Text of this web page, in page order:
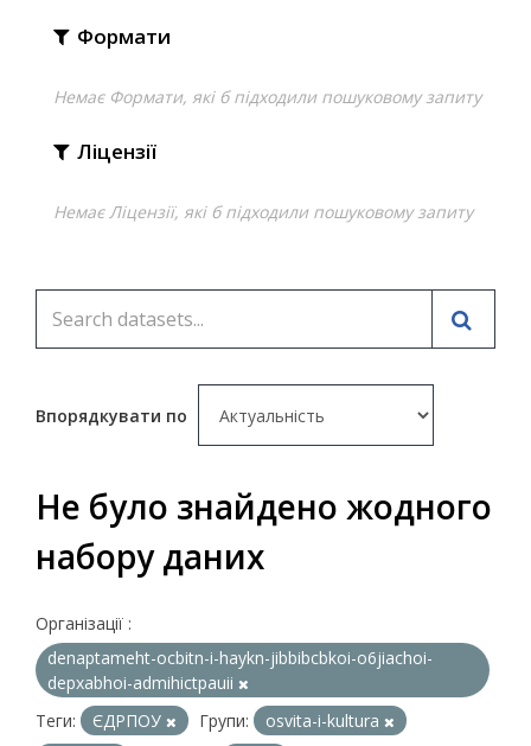
Формати
Немає Формати, які б підходили пошуковому запиту
Ліцензії
Немає Ліцензії, які б підходили пошуковому запиту
Впорядкувати по
Не було знайдено жодного
набору даних
Організації :
denaptameht-ocbitn-i-haykn-jibbibcbkoi-o6jiachoi-
depxabhoi-admihictpauii
Теги:
ЄДРПОУ Групи:
osvita-i-kultura